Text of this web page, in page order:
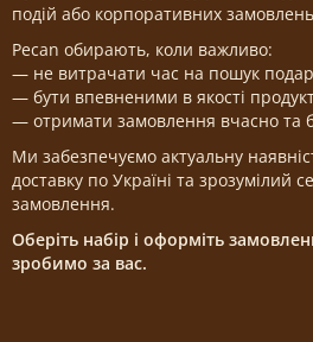
подій або корпоративних
Pecan обирають, коли важливо:
— не витрачати час на пошук
— бути впевненими в якості
— отримати замовлення вчасно та
Ми забезпечуємо актуальну
доставку по Україні та зрозумілий
замовлення.
Оберіть набір і оформіть
зробимо за вас.